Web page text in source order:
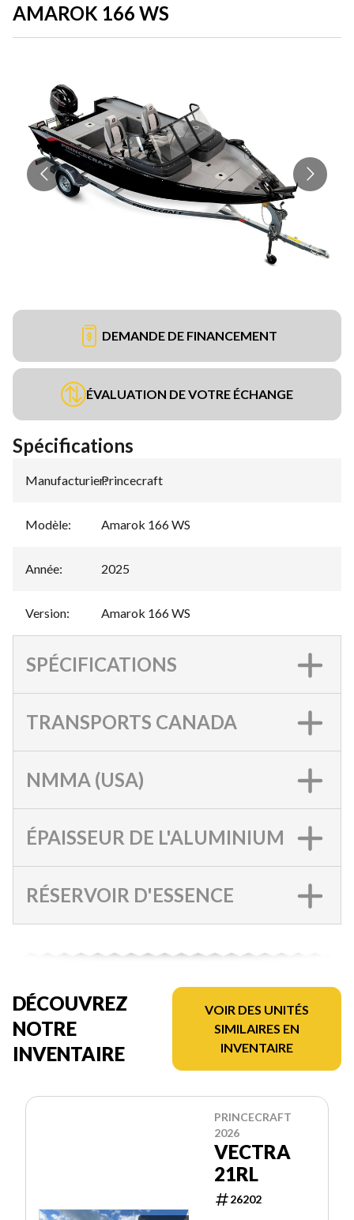
AMAROK 166 WS
DEMANDE DE FINANCEMENT
ÉVALUATION DE VOTRE ÉCHANGE
Spécifications
Manufacturier:
Princecraft
Modèle: Amarok 166 WS
Année: 2025
Version: Amarok 166 WS
SPÉCIFICATIONS
TRANSPORTS CANADA
NMMA (USA)
ÉPAISSEUR DE L'ALUMINIUM
RÉSERVOIR D'ESSENCE
DÉCOUVREZ
NOTRE
INVENTAIRE
VOIR DES UNITÉS
SIMILAIRES EN
INVENTAIRE
PRINCECRAFT
2026
VECTRA
21RL
26202